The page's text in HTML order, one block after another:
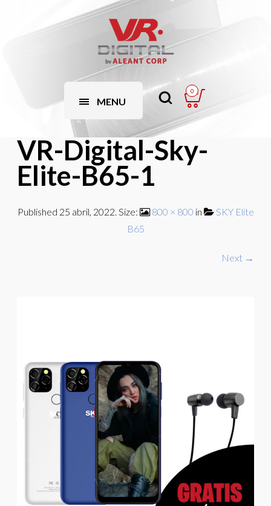
MENU
0
VR-Digital-Sky-
Elite-B65-1
Published 25 abril, 2022. Size: 800 × 800 in
SKY Elite
B65
Next →